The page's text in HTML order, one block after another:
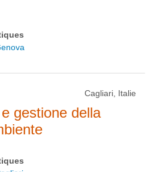
Cagliari, Italie
gestione della